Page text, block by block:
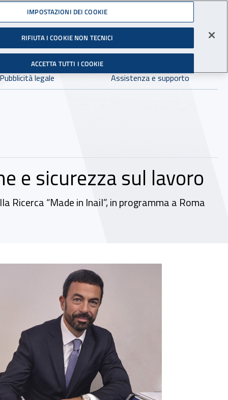
Infortuni sul Lavoro
Facebook - Sito esterno - Apertura in nuova finestra
X - Sito esterno - Apertura in nuova finestra
Instagram - Sito esterno - Apertura in
Linkedin - Sito esterno -
Youtube - Sito esterno -
Tiktok - SitoSpreaker -
Dove cercare:
in:tutto INAIL.it
Pubblicità legale Assistenza e supporto
e sicurezza sul lavoro
Ricerca “Made in Inail”, in programma a Roma
IMPOSTAZIONI DEI COOKIE
RIFIUTA I COOKIE NON TECNICI
ACCETTA TUTTI I COOKIE